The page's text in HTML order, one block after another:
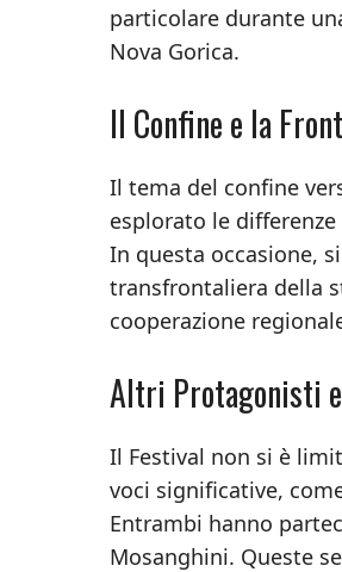
particolare durante
Nova Gorica.
Il Confine e la
Il tema del confine
esplorato le
In questa occasione,
transfrontaliera della
cooperazione
Altri Protagonisti
Il Festival non si è
voci significative,
Entrambi hanno
Mosanghini. Queste